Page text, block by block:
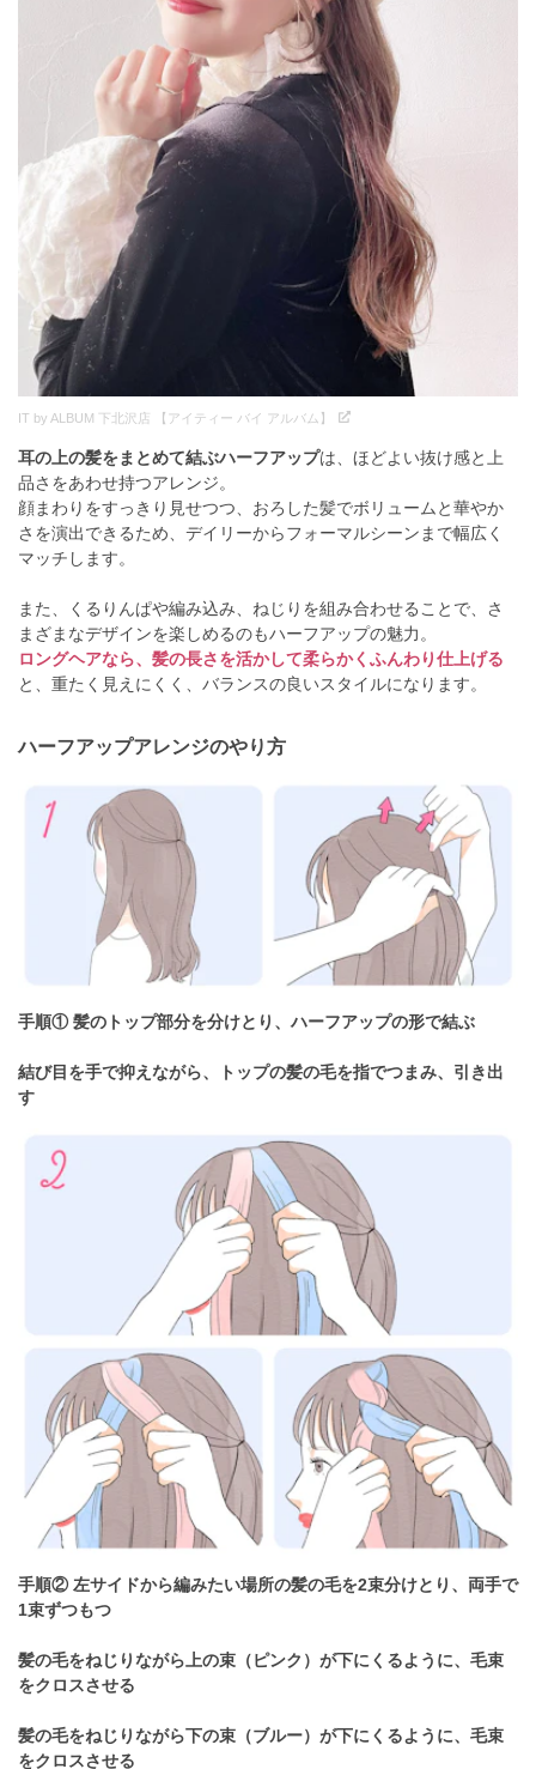
IT by ALBUM 下北沢店 【アイティー バイ アルバム】
耳の上の髪をまとめて結ぶハーフアップは、ほどよい抜け感と上
品さをあわせ持つアレンジ。
顔まわりをすっきり見せつつ、おろした髪でボリュームと華やか
さを演出できるため、デイリーからフォーマルシーンまで幅広く
マッチします。
また、くるりんぱや編み込み、ねじりを組み合わせることで、さ
まざまなデザインを楽しめるのもハーフアップの魅力。
ロングヘアなら、髪の長さを活かして柔らかくふんわり仕上げる
と、重たく見えにくく、バランスの良いスタイルになります。
ハーフアップアレンジのやり方
手順① 髪のトップ部分を分けとり、ハーフアップの形で結ぶ
結び目を手で抑えながら、トップの髪の毛を指でつまみ、引き出
す
手順② 左サイドから編みたい場所の髪の毛を2束分けとり、両手で
1束ずつもつ
髪の毛をねじりながら上の束（ピンク）が下にくるように、毛束
をクロスさせる
髪の毛をねじりながら下の束（ブルー）が下にくるように、毛束
をクロスさせる